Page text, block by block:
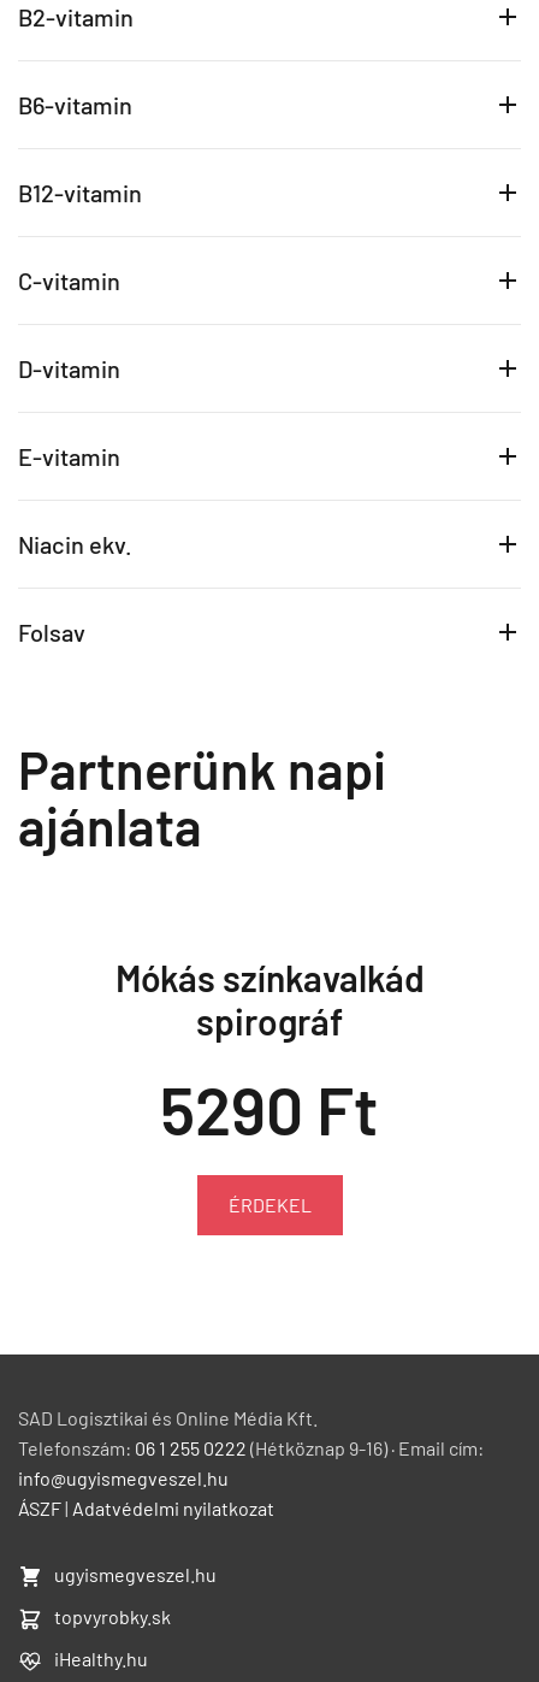
B2-vitamin
B6-vitamin
B12-vitamin
C-vitamin
D-vitamin
E-vitamin
Niacin ekv.
Folsav
Partnerünk napi
ajánlata
Mókás színkavalkád
spirográf
5290 Ft
ÉRDEKEL
SAD Logisztikai és Online Média Kft.
Telefonszám: 06 1 255 0222 (Hétköznap 9-16) · Email cím:
info@ugyismegveszel.hu
ÁSZF| Adatvédelmi nyilatkozat
ugyismegveszel.hu
topvyrobky.sk
iHealthy.hu